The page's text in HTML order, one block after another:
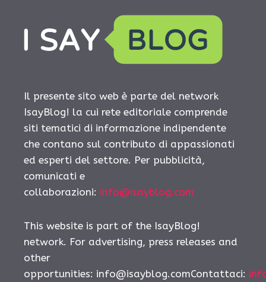
Il presente sito web è parte del network
IsayBlog! la cui rete editoriale comprende
siti tematici di informazione indipendente
che contano sul contributo di appassionati
ed esperti del settore. Per pubblicità,
comunicati e
collaborazioni: info@isayblog.com
This website is part of the IsayBlog!
network. For advertising, press releases and
other
opportunities: info@isayblog.comContattaci: